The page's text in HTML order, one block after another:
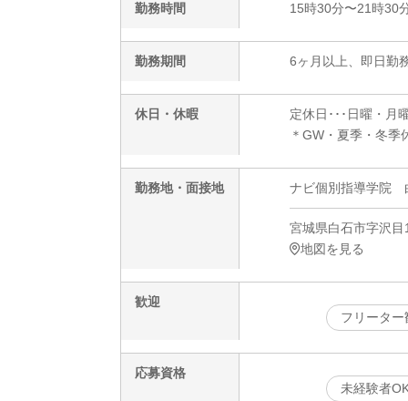
勤務時間 15時30分〜21時30
勤務期間 6ヶ月以上、即日勤
休日・休暇
定休日･･･日曜・月
＊GW・夏季・冬季
勤務地・面接地 ナビ個別指導学院
宮城県白石市字沢目
地図を見る
歓迎
フリーター
応募資格
未経験者